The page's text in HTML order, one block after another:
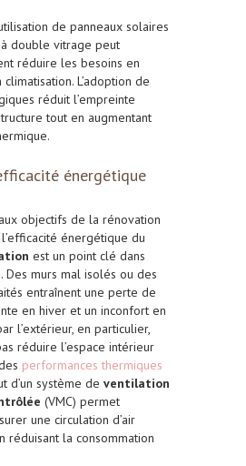
de panneaux solaires
double vitrage peut
réduire les besoins en
L’adoption de
réduit l’empreinte
tout en augmentant
énergétique
objectifs de la rénovation
énergétique du
est un point clé dans
Des murs mal isolés ou des
entraînent une perte de
en hiver et un inconfort en
l’extérieur, en particulier,
réduire l’espace intérieur
performances thermiques
d’un système de ventilation
(VMC) permet
une circulation d’air
réduisant la consommation